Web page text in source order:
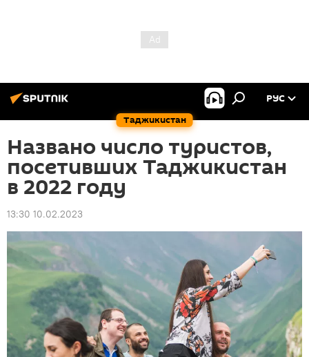
Таджикистан
РУС
Названо число туристов,
посетивших Таджикистан
в 2022 году
13:30 10.02.2023